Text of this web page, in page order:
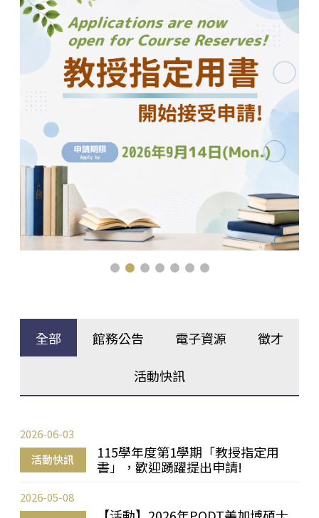
全部 館務公告 電子資源 徵才
活動快訊
活動快訊
115學年度第1學期「教授指定用
書」，歡迎踴躍提出申請!
2026-06-03
2026-05-08